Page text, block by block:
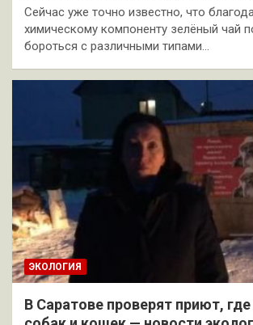
Сейчас уже точно известно, что
химическому компоненту зелёный чай
бороться с различными типами…
ЭКОЛОГИЯ
В Саратове проверят приют,